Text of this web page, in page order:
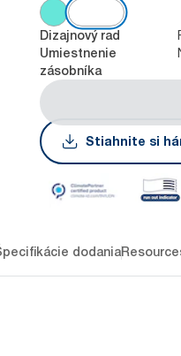
Dizajnový rad
Umiestnenie
zásobníka
Stiahnite si
dodania